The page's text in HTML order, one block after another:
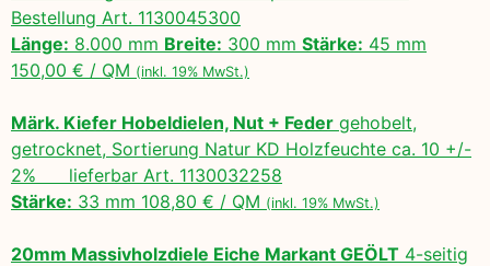
Bestellung Art. 1130045300
Länge: 8.000 mm Breite: 300 mm Stärke: 45 mm
150,00 € / QM (inkl. 19% MwSt.)
Märk. Kiefer Hobeldielen, Nut + Feder gehobelt,
getrocknet, Sortierung Natur KD Holzfeuchte ca. 10 +/-
2% lieferbar Art. 1130032258
Stärke: 33 mm 108,80 € / QM (inkl. 19% MwSt.)
20mm Massivholzdiele Eiche Markant GEÖLT 4-seitig